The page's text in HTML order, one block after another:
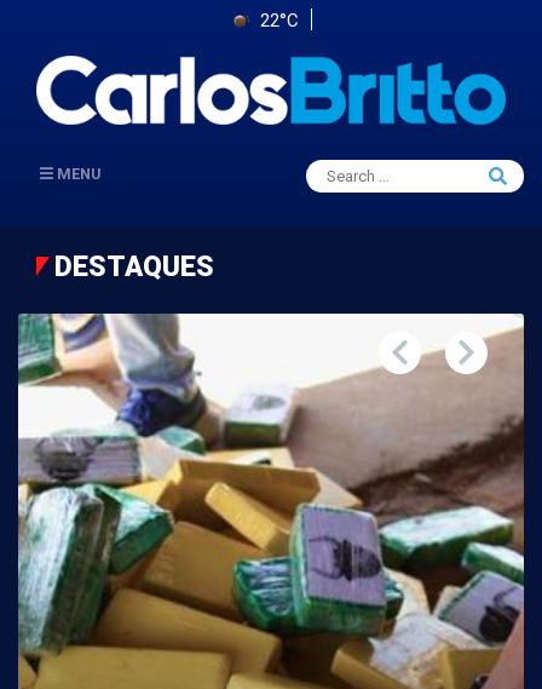
22°C
MENU
Search
for:
Search
DESTAQUES